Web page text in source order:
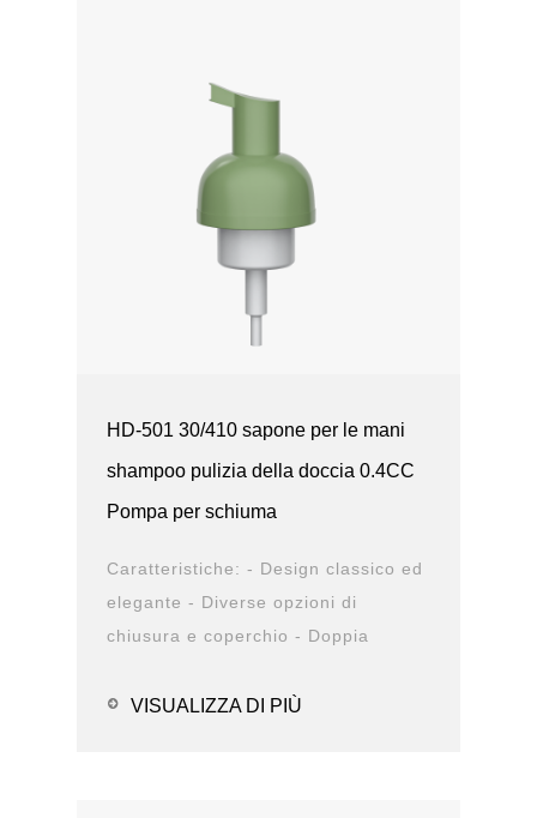
HD-501 30/410 sapone per le mani
shampoo pulizia della doccia 0.4CC
Pompa per schiuma
Caratteristiche: - Design classico ed
elegante - Diverse opzioni di
chiusura e coperchio - Doppia
durevole - Opzioni de...
VISUALIZZA DI PIÙ